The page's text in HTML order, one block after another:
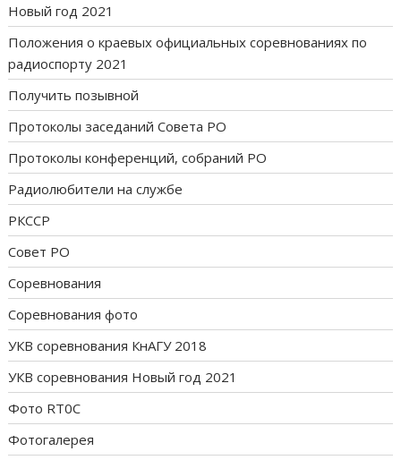
Новый год 2021
Положения о краевых официальных соревнованиях по
радиоспорту 2021
Получить позывной
Протоколы заседаний Совета РО
Протоколы конференций, собраний РО
Радиолюбители на службе
РКССР
Совет РО
Соревнования
Соревнования фото
УКВ соревнования КнАГУ 2018
УКВ соревнования Новый год 2021
Фото RT0C
Фотогалерея